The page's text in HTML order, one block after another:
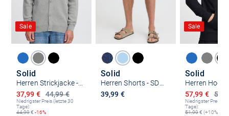
Sale
Solid
Herren Strickjacke - SDFinto
44,99 €
Ermäßigter Preis
37,99 €
Niedrigster Preis (letzte 30
Tage):
44,99€ -16%
Solid
Herren Shorts - SDPayton
39,99 €
Sale
Solid
Ermäßigter
57,99 €
Niedrigster Preis
Tage):
51,99€ (+10%)